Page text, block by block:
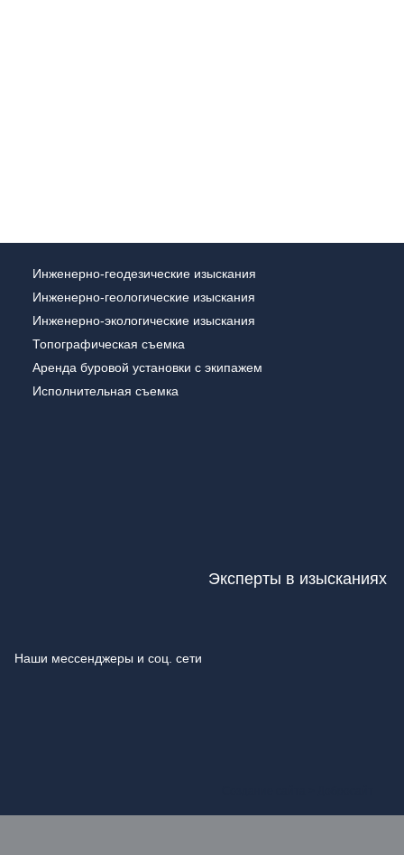
Инженерно-геодезические изыскания
Инженерно-геологические изыскания
Инженерно-экологические изыскания
Топографическая съемка
Аренда буровой установки с экипажем
Исполнительная съемка
Эксперты в изысканиях
Наши мессенджеры и соц. сети